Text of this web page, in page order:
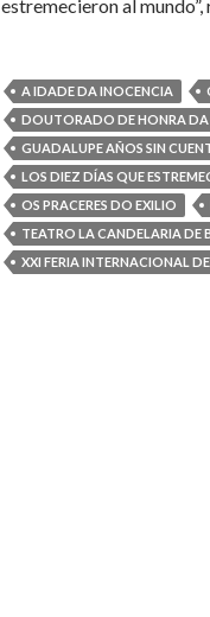
estremecieron al
A IDADE DA INOCENCIA
DOUTORADO DE HONRA
GUADALUPE AÑOS SIN
LOS DIEZ DÍAS QUE
OS PRACERES DO EXILIO
TEATRO LA CANDELARIA DE
XXI FERIA INTERNACIONAL